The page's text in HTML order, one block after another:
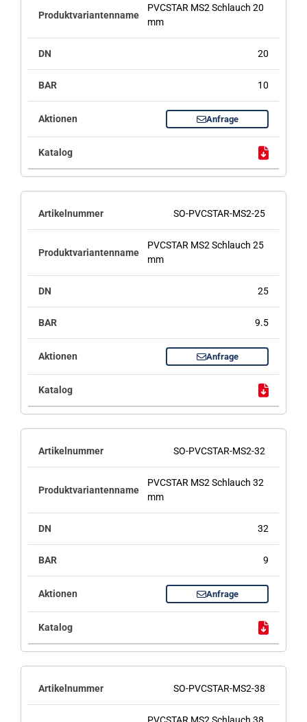
PVCSTAR MS2 Schlauch 20
mm
20
10
Anfrage
SO-PVCSTAR-MS2-25
PVCSTAR MS2 Schlauch 25
mm
25
9.5
Anfrage
SO-PVCSTAR-MS2-32
PVCSTAR MS2 Schlauch 32
mm
32
9
Anfrage
SO-PVCSTAR-MS2-38